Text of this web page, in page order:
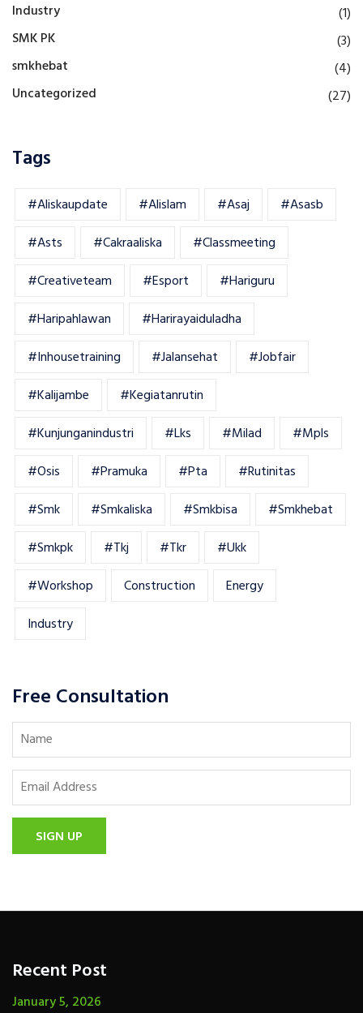
Industry
(1)
SMK PK
(3)
smkhebat
(4)
Uncategorized
(27)
Tags
#aliskaupdate #alislam #asaj
#asasb
#asts
#cakraaliska
#classmeeting
#creativeteam
#esport
#hariguru
#haripahlawan
#harirayaiduladha
#inhousetraining
#jalansehat
#jobfair
#kalijambe
#kegiatanrutin
#kunjunganindustri
#lks #milad
#mpls
#osis
#pramuka #pta
#rutinitas
#smk
#smkaliska #smkbisa
#smkhebat
#smkpk
#tkj #tkr
#ukk
#workshop
Construction
Energy
Industry
Free Consultation
SIGN UP
Recent Post
January 5, 2026